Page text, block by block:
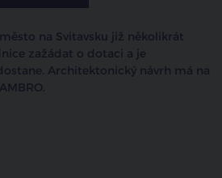
na Svitavsku již několikrát
zažádat o dotaci a je
Architektonický návrh má na